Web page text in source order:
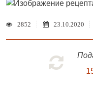
2852 23.10.2020